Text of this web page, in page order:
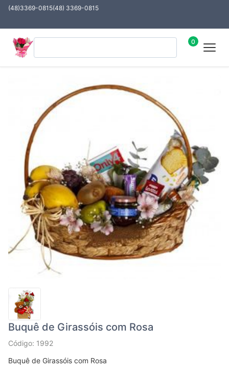
(48)3369-0815(48) 3369-0815
0
Buquê de Girassóis com Rosa
Código: 1992
Buquê de Girassóis com Rosa